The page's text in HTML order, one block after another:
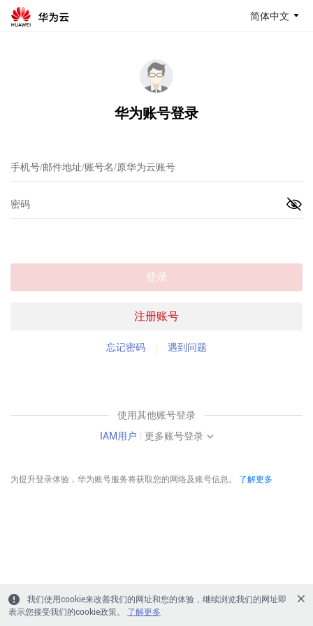
简体中文
华为账号登录
注册账号
登录
忘记密码 遇到问题
使用其他账号登录
IAM用户 | 更多账号登录
为提升登录体验，华为账号服务将获取您的网络及账号信息。 了解更多
我们使用cookie来改善我们的网址和您的体验，继续浏览我们的网址即
表示您接受我们的cookie政策。
了解更多